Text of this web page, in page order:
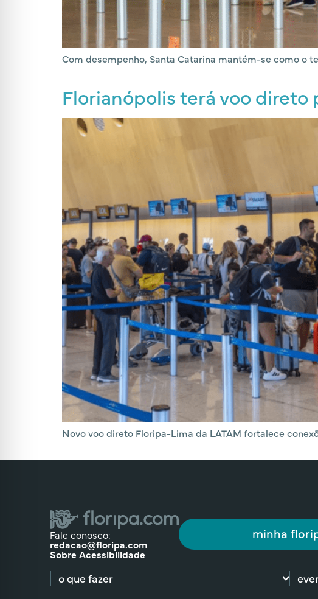
Com desempenho, Santa Catarina mantém-se como o
Florianópolis terá voo
Novo voo direto Floripa-Lima da LATAM fortalece
Fale conosco:
redacao@floripa.com
Sobre Acessibilidade
minha
o que fazer